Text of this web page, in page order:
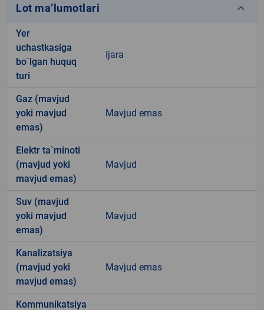
Lot ma’lumotlari keyboard_arrow_down
Yer
uchastkasiga
bo`lgan huquq
turi
Ijara
Gaz (mavjud
yoki mavjud
emas)
Mavjud emas
Elektr ta`minoti
(mavjud yoki
mavjud emas)
Mavjud
Suv (mavjud
yoki mavjud
emas)
Mavjud
Kanalizatsiya
(mavjud yoki
mavjud emas)
Mavjud emas
Kommunikatsiya